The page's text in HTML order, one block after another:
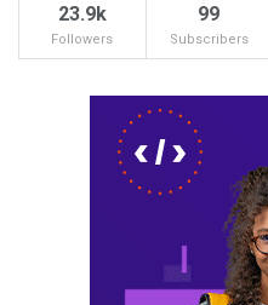
23.9k
Followers
99
Subscribers